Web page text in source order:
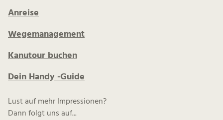
Anreise
Wegemanagement
Kanutour buchen
Dein Handy -Guide
Lust auf mehr Impressionen?
Dann folgt uns auf...